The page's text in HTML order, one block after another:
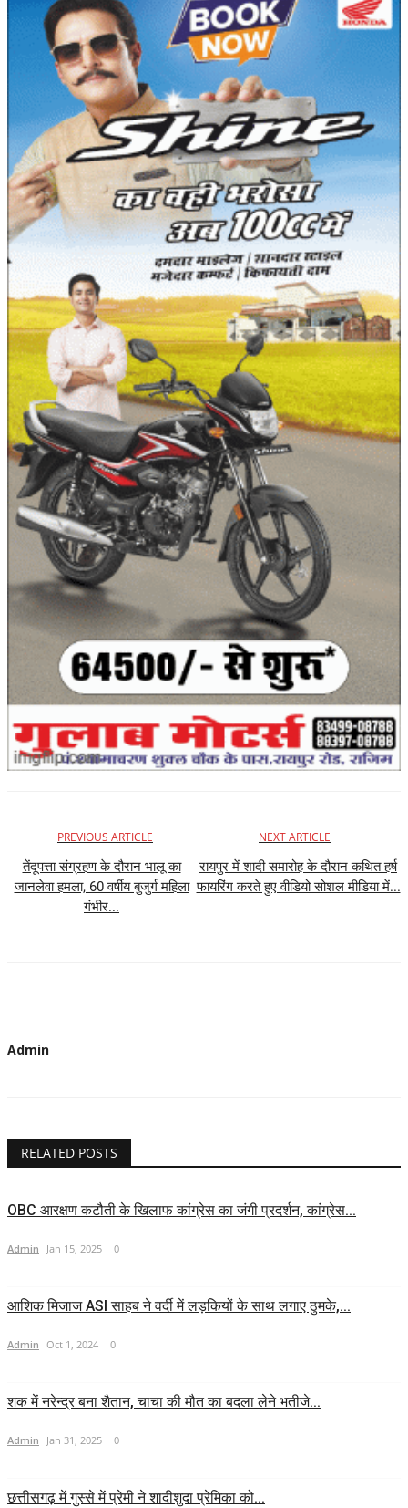
PREVIOUS ARTICLE
तेंदूपत्ता संग्रहण के दौरान भालू का
जानलेवा हमला, 60 वर्षीय बुजुर्ग महिला
गंभीर...
NEXT ARTICLE
रायपुर में शादी समारोह के दौरान कथित हर्ष
फायरिंग करते हुए वीडियो सोशल मीडिया में...
Admin
RELATED POSTS
OBC आरक्षण कटौती के खिलाफ कांग्रेस का जंगी प्रदर्शन, कांग्रेस...
Admin Jan 15, 2025 0
आशिक मिजाज ASI साहब ने वर्दी में लड़कियों के साथ लगाए ठुमके,...
Admin Oct 1, 2024 0
शक में नरेन्द्र बना शैतान, चाचा की मौत का बदला लेने भतीजे...
Admin Jan 31, 2025 0
छत्तीसगढ़ में गुस्से में प्रेमी ने शादीशुदा प्रेमिका को...